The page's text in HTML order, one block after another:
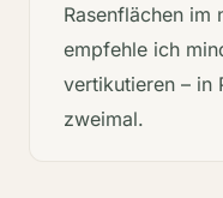
Rasenflächen im
empfehle ich
vertikutieren – in
zweimal.